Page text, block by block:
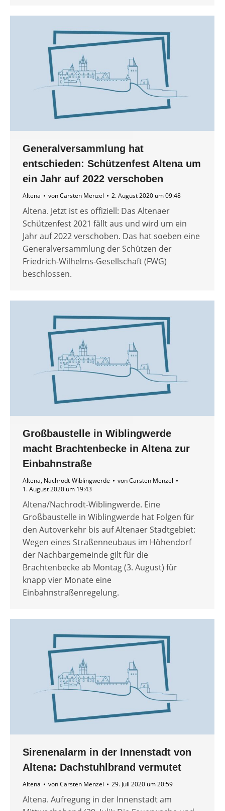
Generalversammlung hat
entschieden: Schützenfest Altena um
ein Jahr auf 2022 verschoben
Altena vonCarsten Menzel 2. August 2020 um 09:48
Altena. Jetzt ist es offiziell: Das Altenaer
Schützenfest 2021 fällt aus und wird um ein
Jahr auf 2022 verschoben. Das hat soeben eine
Generalversammlung der Schützen der
Friedrich-Wilhelms-Gesellschaft (FWG)
beschlossen.
Großbaustelle in Wiblingwerde
macht Brachtenbecke in Altena zur
Einbahnstraße
Altena, Nachrodt-Wiblingwerde vonCarsten Menzel
1. August 2020 um 19:43
Altena/Nachrodt-Wiblingwerde. Eine
Großbaustelle in Wiblingwerde hat Folgen für
den Autoverkehr bis auf Altenaer Stadtgebiet:
Wegen eines Straßenneubaus im Höhendorf
der Nachbargemeinde gilt für die
Brachtenbecke ab Montag (3. August) für
knapp vier Monate eine
Einbahnstraßenregelung.
Sirenenalarm in der Innenstadt von
Altena: Dachstuhlbrand vermutet
Altena vonCarsten Menzel 29. Juli 2020 um 20:59
Altena. Aufregung in der Innenstadt am